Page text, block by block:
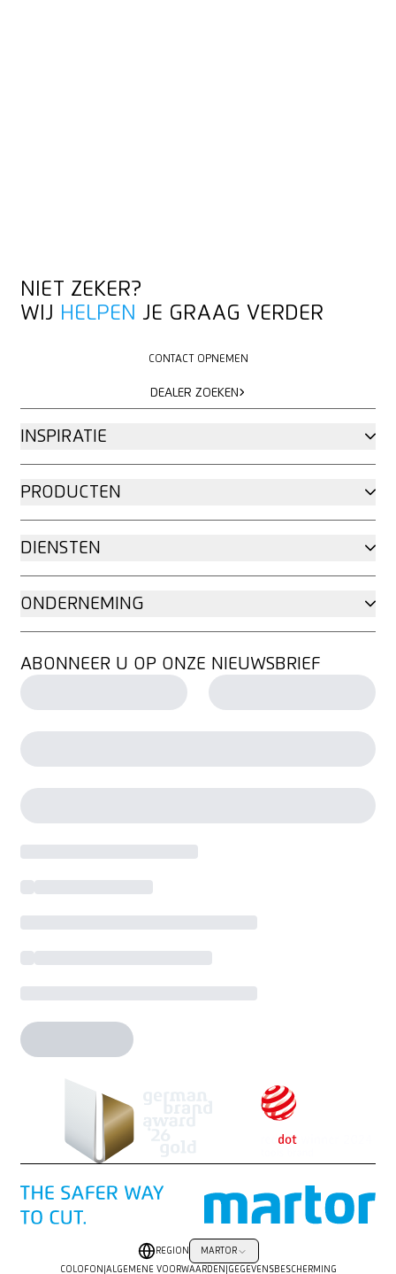
NIET ZEKER?
WIJ HELPEN JE GRAAG VERDER
CONTACT OPNEMEN
DEALER ZOEKEN
INSPIRATIE
PRODUCTEN
DIENSTEN
ONDERNEMING
ABONNEER U OP ONZE NIEUWSBRIEF
REGION MARTOR
COLOFON ALGEMENE VOORWAARDEN GEGEVENSBESCHERMING